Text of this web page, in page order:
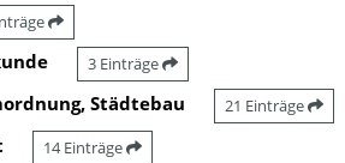
3 Einträge
Städtebau 21 Einträge
14 Einträge